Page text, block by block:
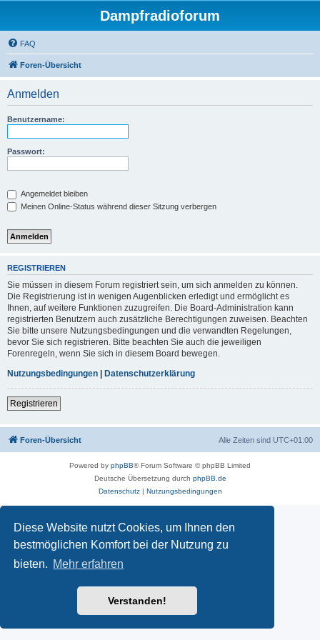
Diese Website nutzt Cookies, um Ihnen den
bestmöglichen Komfort bei der Nutzung zu
bieten. Mehr erfahren
Verstanden!
Dampfradioforum
FAQ
Foren-Übersicht
Anmelden
Benutzername:
Passwort:
Angemeldet bleiben
Meinen Online-Status während dieser Sitzung verbergen
REGISTRIEREN
Sie müssen in diesem Forum registriert sein, um sich anmelden zu können.
Die Registrierung ist in wenigen Augenblicken erledigt und ermöglicht es
Ihnen, auf weitere Funktionen zuzugreifen. Die Board-Administration kann
registrierten Benutzern auch zusätzliche Berechtigungen zuweisen. Beachten
Sie bitte unsere Nutzungsbedingungen und die verwandten Regelungen,
bevor Sie sich registrieren. Bitte beachten Sie auch die jeweiligen
Forenregeln, wenn Sie sich in diesem Board bewegen.
Nutzungsbedingungen | Datenschutzerklärung
Registrieren
Foren-Übersicht Alle Zeiten sind UTC+01:00
Powered by phpBB® Forum Software © phpBB Limited
Deutsche Übersetzung durch phpBB.de
Datenschutz| Nutzungsbedingungen